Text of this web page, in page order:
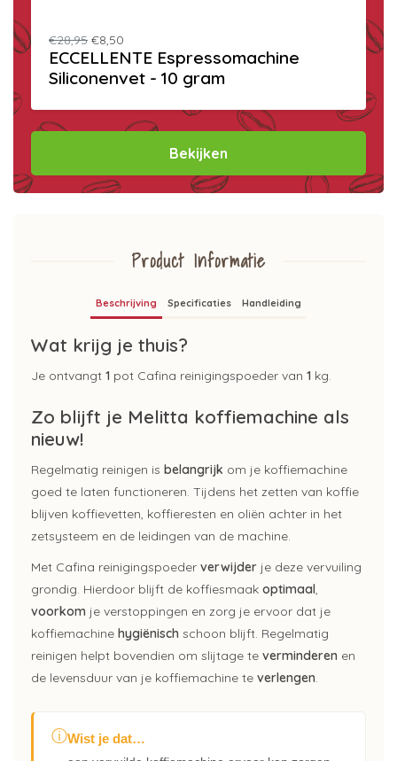
€28,95 €8,50
ECCELLENTE Espressomachine
Siliconenvet - 10 gram
Bekijken
Product Informatie
Beschrijving Specificaties Handleiding
Wat krijg je thuis?
Je ontvangt 1 pot Cafina reinigingspoeder van 1 kg.
Zo blijft je Melitta koffiemachine als
nieuw!
Regelmatig reinigen is belangrijk om je koffiemachine
goed te laten functioneren. Tijdens het zetten van koffie
blijven koffievetten, koffieresten en oliën achter in het
zetsysteem en de leidingen van de machine.
Met Cafina reinigingspoeder verwijder je deze vervuiling
grondig. Hierdoor blijft de koffiesmaak optimaal,
voorkom je verstoppingen en zorg je ervoor dat je
koffiemachine hygiënisch schoon blijft. Regelmatig
reinigen helpt bovendien om slijtage te verminderen en
de levensduur van je koffiemachine te verlengen.
ⓘWist je dat…